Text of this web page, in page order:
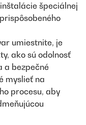
špeciálnej
umiestnite, je
ako sú odolnosť
a bezpečné
myslieť na
procesu, aby